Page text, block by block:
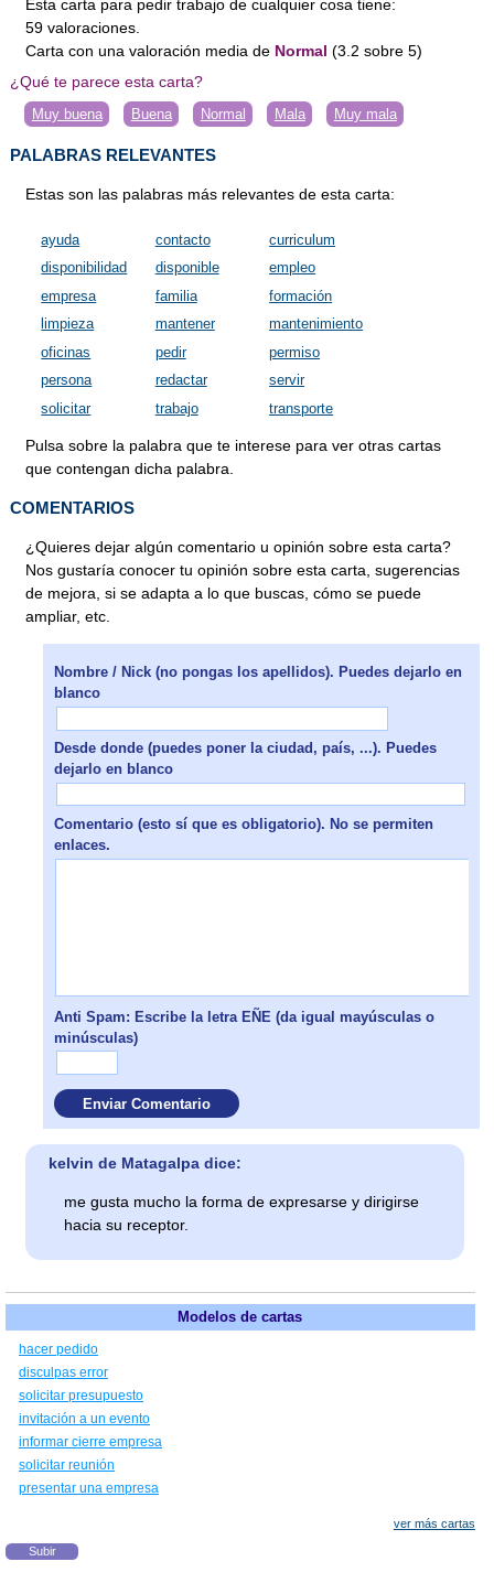
Esta carta para pedir trabajo de cualquier cosa tiene:
59 valoraciones
Carta con una valoración media de Normal (3.2 sobre5)
¿Qué te parece esta carta?
Muy buena Buena Normal Mala Muy mala
PALABRAS RELEVANTES
Estas son las palabras más relevantes de esta carta:
ayuda contacto
curriculum
disponibilidad
disponible
empleo
empresa
familia
formación
limpieza
mantener
mantenimiento
oficinas
pedir
permiso
persona
redactar
servir
solicitar
trabajo transporte
Pulsa sobre la palabra que te interese para ver otras cartas
que contengan dicha palabra.
COMENTARIOS
¿Quieres dejar algún comentario u opinión sobre esta carta?
Nos gustaría conocer tu opinión sobre esta carta, sugerencias
de mejora, si se adapta a lo que buscas, cómo se puede
ampliar, etc.
Nombre / Nick (no pongas los apellidos). Puedes dejarlo en
blanco
Desde donde (puedes poner la ciudad, país, ...). Puedes
dejarlo en blanco
Comentario (esto sí que es obligatorio). No se permiten
enlaces.
Anti Spam: Escribe la letra EÑE (da igual mayúsculas o
minúsculas)
kelvin de Matagalpa dice:
me gusta mucho la forma de expresarse y dirigirse
hacia su receptor.
Modelos de cartas
hacer pedido
disculpas error
solicitar presupuesto
invitación a un evento
informar cierre empresa
solicitar reunión
presentar una empresa
ver más cartas
Subir